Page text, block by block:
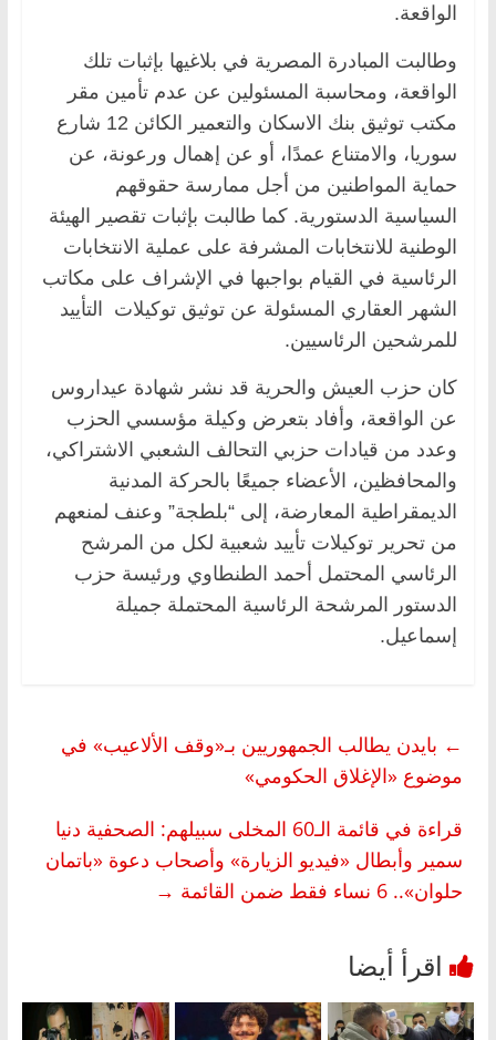
الواقعة.
وطالبت المبادرة المصرية في بلاغيها بإثبات تلك
الواقعة، ومحاسبة المسئولين عن عدم تأمين مقر
مكتب توثيق بنك الاسكان والتعمير الكائن 12 شارع
سوريا، والامتناع عمدًا، أو عن إهمال ورعونة، عن
حماية المواطنين من أجل ممارسة حقوقهم
السياسية الدستورية. كما طالبت بإثبات تقصير الهيئة
الوطنية للانتخابات المشرفة على عملية الانتخابات
الرئاسية في القيام بواجبها في الإشراف على مكاتب
الشهر العقاري المسئولة عن توثيق توكيلات التأييد
للمرشحين الرئاسيين.
كان حزب العيش والحرية قد نشر شهادة عيداروس
عن الواقعة، وأفاد بتعرض وكيلة مؤسسي الحزب
وعدد من قيادات حزبي التحالف الشعبي الاشتراكي،
والمحافظين، الأعضاء جميعًا بالحركة المدنية
الديمقراطية المعارضة، إلى “بلطجة” وعنف لمنعهم
من تحرير توكيلات تأييد شعبية لكل من المرشح
الرئاسي المحتمل أحمد الطنطاوي ورئيسة حزب
الدستور المرشحة الرئاسية المحتملة جميلة
إسماعيل.
← بايدن يطالب الجمهوريين بـ«وقف الألاعيب» في
موضوع «الإغلاق الحكومي»
قراءة في قائمة الـ60 المخلى سبيلهم: الصحفية دنيا
سمير وأبطال «فيديو الزيارة» وأصحاب دعوة «باتمان
حلوان».. 6 نساء فقط ضمن القائمة
→